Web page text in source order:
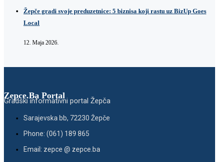
Žepče gradi svoje preduzetnice: 5 biznisa koji rastu uz BizUp Goes
Local
12. Maja 2026.
Zepce.Ba Portal
Gradski informativni portal Žepča
Sarajevska bb, 72230 Žepče
Phone: (061) 189 865
Email: zepce @ zepce.ba